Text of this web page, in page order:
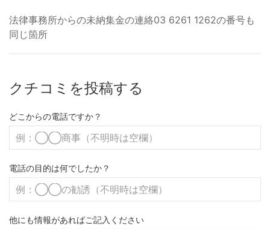
法律事務所からの未納集金の連絡03 6261 1262の番号も
同じ箇所
クチコミを投稿する
どこからの電話ですか？
電話の目的は何でしたか？
他にも情報があればご記入ください